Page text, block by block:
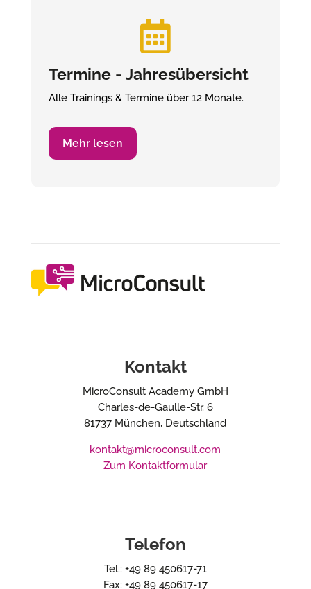

Termine - Jahresübersicht
Alle Trainings & Termine über 12 Monate.
Mehr lesen
Kontakt
MicroConsult Academy GmbH
Charles-de-Gaulle-Str. 6
81737 München, Deutschland
kontakt@microconsult.com
Zum Kontaktformular
Telefon
Tel.: +49 89 450617-71
Fax: +49 89 450617-17